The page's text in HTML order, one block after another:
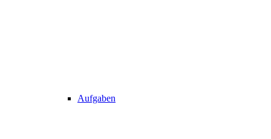
Aufgaben